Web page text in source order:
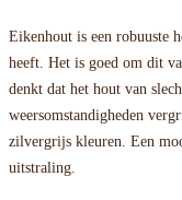
Eikenhout is een robuuste
heeft. Het is goed om dit
denkt dat het hout van
weersomstandigheden
zilvergrijs kleuren. Een
uitstraling.